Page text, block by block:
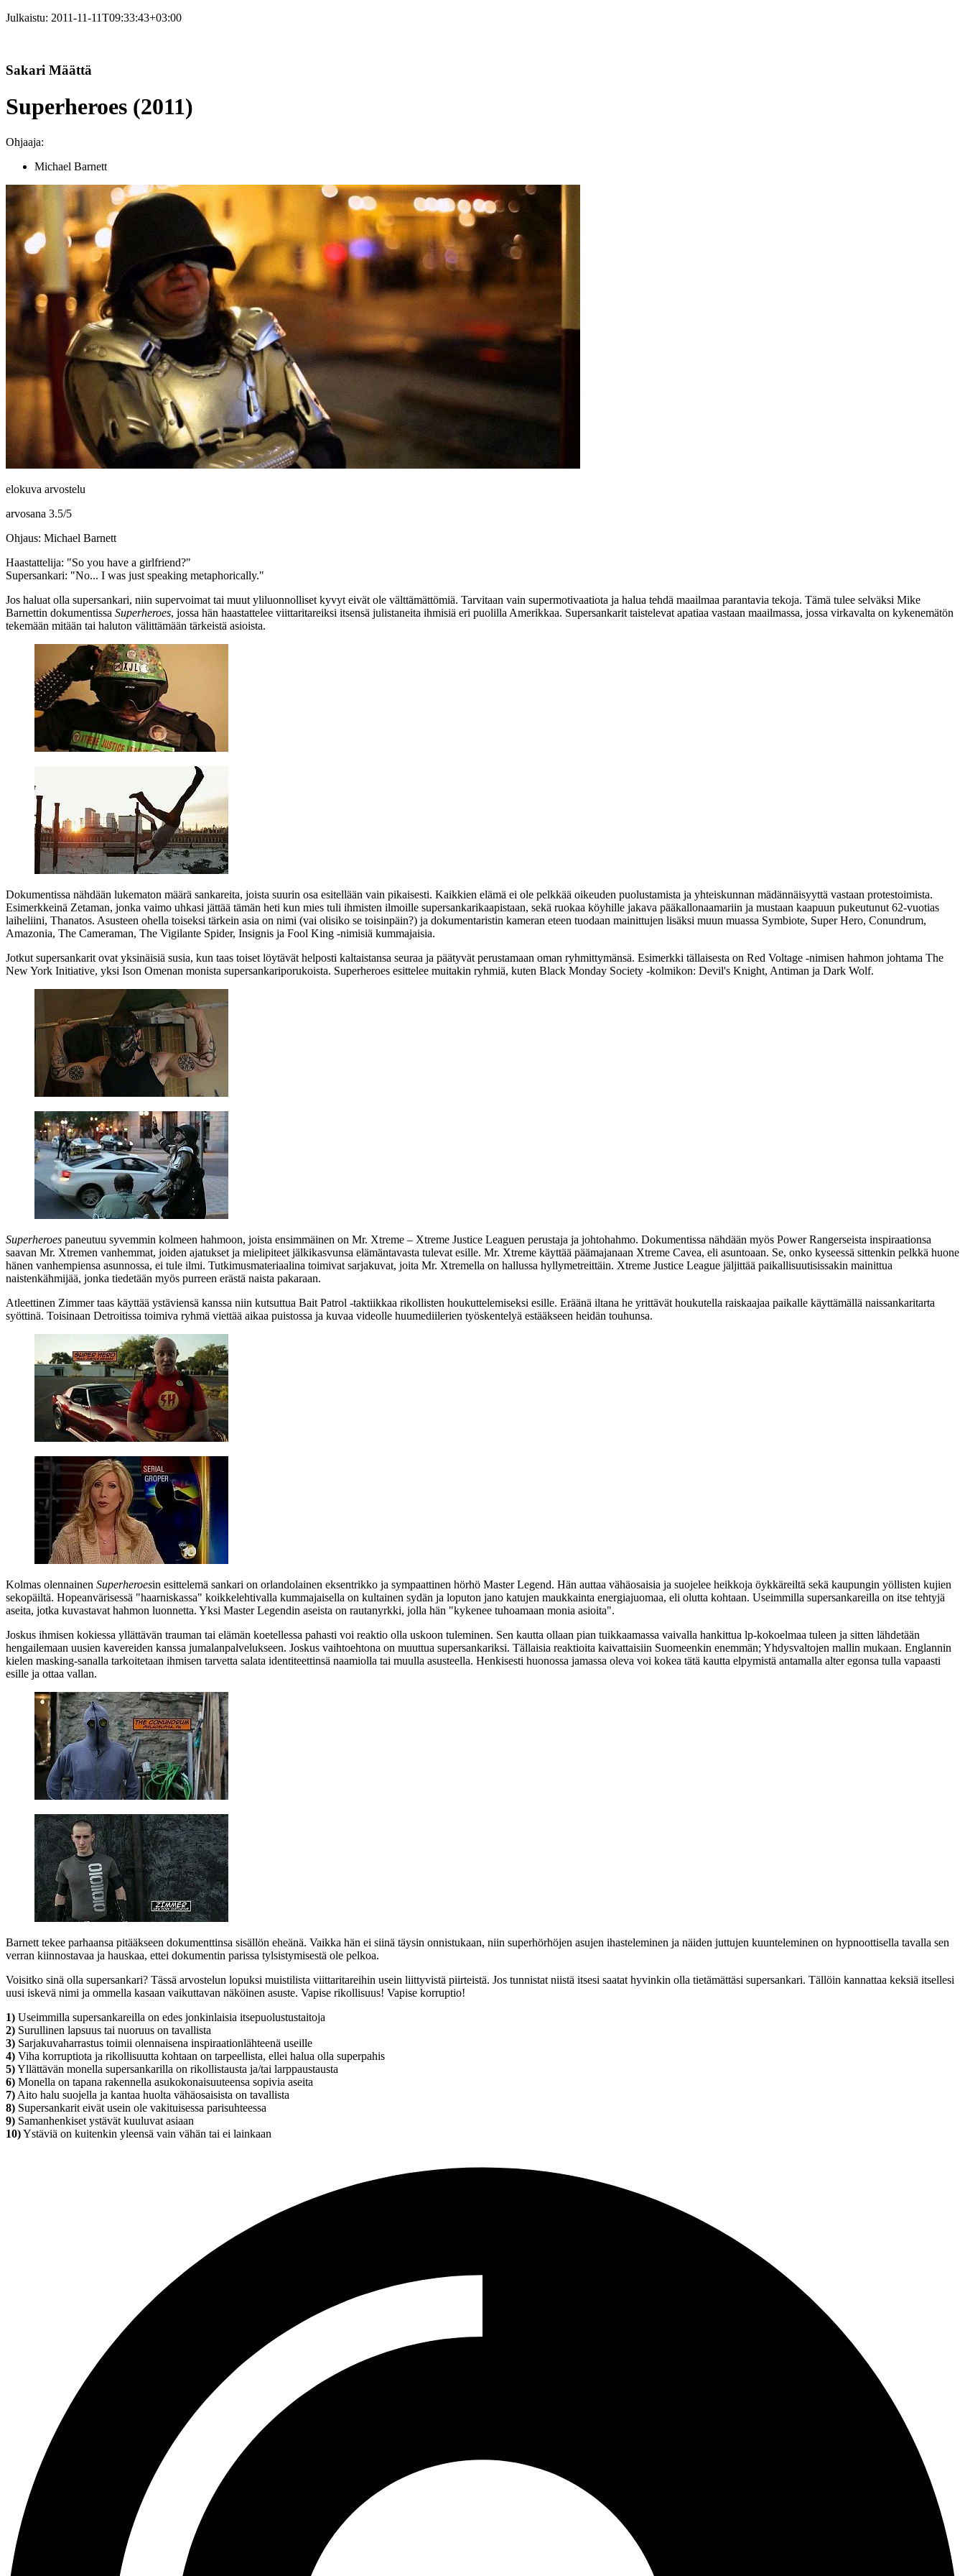
Julkaistu: 2011-11-11T09:33:43+03:00
Sakari Määttä
Superheroes (2011)
Ohjaaja:
Michael Barnett
elokuva arvostelu
arvosana 3.5/5
Ohjaus: Michael Barnett
Haastattelija: "So you have a girlfriend?"
Supersankari: "No... I was just speaking metaphorically."
Jos haluat olla supersankari, niin supervoimat tai muut yliluonnolliset kyvyt eivät ole välttämättömiä. Tarvitaan vain supermotivaatiota ja halua tehdä maailmaa parantavia tekoja. Tämä tulee selväksi Mike
Barnettin dokumentissa Superheroes, jossa hän haastattelee viittaritareiksi itsensä julistaneita ihmisiä eri puolilla Amerikkaa. Supersankarit taistelevat apatiaa vastaan maailmassa, jossa virkavalta on kykenemätön
tekemään mitään tai haluton välittämään tärkeistä asioista.
Dokumentissa nähdään lukematon määrä sankareita, joista suurin osa esitellään vain pikaisesti. Kaikkien elämä ei ole pelkkää oikeuden puolustamista ja yhteiskunnan mädännäisyyttä vastaan protestoimista.
Esimerkkeinä Zetaman, jonka vaimo uhkasi jättää tämän heti kun mies tuli ihmisten ilmoille supersankarikaapistaan, sekä ruokaa köyhille jakava pääkallonaamariin ja mustaan kaapuun pukeutunut 62‑vuotias
laiheliini, Thanatos. Asusteen ohella toiseksi tärkein asia on nimi (vai olisiko se toisinpäin?) ja dokumentaristin kameran eteen tuodaan mainittujen lisäksi muun muassa Symbiote, Super Hero, Conundrum,
Amazonia, The Cameraman, The Vigilante Spider, Insignis ja Fool King ‑nimisiä kummajaisia.
Jotkut supersankarit ovat yksinäisiä susia, kun taas toiset löytävät helposti kaltaistansa seuraa ja päätyvät perustamaan oman ryhmittymänsä. Esimerkki tällaisesta on Red Voltage ‑nimisen hahmon johtama The
New York Initiative, yksi Ison Omenan monista supersankariporukoista. Superheroes esittelee muitakin ryhmiä, kuten Black Monday Society ‑kolmikon: Devil's Knight, Antiman ja Dark Wolf.
Superheroes paneutuu syvemmin kolmeen hahmoon, joista ensimmäinen on Mr. Xtreme – Xtreme Justice Leaguen perustaja ja johtohahmo. Dokumentissa nähdään myös Power Rangerseista inspiraationsa
saavan Mr. Xtremen vanhemmat, joiden ajatukset ja mielipiteet jälkikasvunsa elämäntavasta tulevat esille. Mr. Xtreme käyttää päämajanaan Xtreme Cavea, eli asuntoaan. Se, onko kyseessä sittenkin pelkkä huone
hänen vanhempiensa asunnossa, ei tule ilmi. Tutkimusmateriaalina toimivat sarjakuvat, joita Mr. Xtremella on hallussa hyllymetreittäin. Xtreme Justice League jäljittää paikallisuutisissakin mainittua
naistenkähmijää, jonka tiedetään myös purreen erästä naista pakaraan.
Atleettinen Zimmertaas käyttää ystäviensä kanssa niin kutsuttua Bait Patrol ‑taktiikkaa rikollisten houkuttelemiseksi esille. Eräänä iltana he yrittävät houkutella raiskaajaa paikalle käyttämällä naissankaritarta
syöttinä. Toisinaan Detroitissa toimiva ryhmä viettää aikaa puistossa ja kuvaa videolle huumediilerien työskentelyä estääkseen heidän touhunsa.
Kolmas olennainen Superheroesin esittelemä sankari on orlandolainen eksentrikko ja sympaattinen hörhö Master Legend. Hän auttaa vähäosaisia ja suojelee heikkoja öykkäreiltä sekä kaupungin yöllisten kujien
sekopäiltä. Hopeanvärisessä "haarniskassa" koikkelehtivalla kummajaisella on kultainen sydän ja loputon jano katujen maukkainta energiajuomaa, eli olutta kohtaan. Useimmilla supersankareilla on itse tehtyjä
aseita, jotka kuvastavat hahmon luonnetta. Yksi Master Legendin aseista on rautanyrkki, jolla hän "kykenee tuhoamaan monia asioita".
Joskus ihmisen kokiessa yllättävän trauman tai elämän koetellessa pahasti voi reaktio olla uskoon tuleminen. Sen kautta ollaan pian tuikkaamassa vaivalla hankittua lp‑kokoelmaa tuleen ja sitten lähdetään
hengailemaan uusien kavereiden kanssa jumalanpalvelukseen. Joskus vaihtoehtona on muuttua supersankariksi. Tällaisia reaktioita kaivattaisiin Suomeenkin enemmän; Yhdysvaltojen mallin mukaan. Englannin
kielen masking-sanalla tarkoitetaan ihmisen tarvetta salata identiteettinsä naamiolla tai muulla asusteella. Henkisesti huonossa jamassa oleva voi kokea tätä kautta elpymistä antamalla alter egonsa tulla vapaasti
esille ja ottaa vallan.
Barnett tekee parhaansa pitääkseen dokumenttinsa sisällön eheänä. Vaikka hän ei siinä täysin onnistukaan, niin superhörhöjen asujen ihasteleminen ja näiden juttujen kuunteleminen on hypnoottisella tavalla sen
verran kiinnostavaa ja hauskaa, ettei dokumentin parissa tylsistymisestä ole pelkoa.
Voisitko sinä olla supersankari? Tässä arvostelun lopuksi muistilista viittaritareihin usein liittyvistä piirteistä. Jos tunnistat niistä itsesi saatat hyvinkin olla tietämättäsi supersankari. Tällöin kannattaa keksiä itsellesi
uusi iskevä nimi ja ommella kasaan vaikuttavan näköinen asuste. Vapise rikollisuus! Vapise korruptio!
1) Useimmilla supersankareilla on edes jonkinlaisia itsepuolustustaitoja
2) Surullinen lapsuus tai nuoruus on tavallista
3) Sarjakuvaharrastus toimii olennaisena inspiraationlähteenä useille
4) Viha korruptiota ja rikollisuutta kohtaan on tarpeellista, ellei halua olla superpahis
5)Yllättävän monella supersankarilla on rikollistausta ja/tai larppaustausta
6) Monella on tapana rakennella asukokonaisuuteensa sopivia aseita
7) Aito halu suojella ja kantaa huolta vähäosaisista on tavallista
8) Supersankarit eivät usein ole vakituisessa parisuhteessa
9) Samanhenkiset ystävät kuuluvat asiaan
10)Ystäviä on kuitenkin yleensä vain vähän tai ei lainkaan